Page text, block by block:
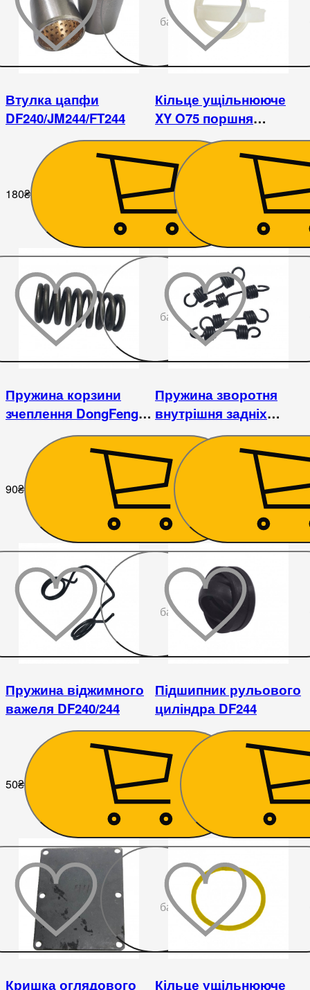
бажаного
Втулка цапфи
DF240/JM244/FT244
180₴
Кільце ущільнююче
XY O75 поршня
підйомника DF240/244
72₴
До
бажаного
Пружина корзини
зчеплення DongFeng
90₴
Пружина зворотня
внутрішня задніх
гальмівних колодок
DongFeng
240/244/250/254
68₴
бажаного
Пружина віджимного
важеля DF240/244
50₴
Підшипник рульового
циліндра DF244
256
бажаного
Кришка оглядового Кільце ущільнююче